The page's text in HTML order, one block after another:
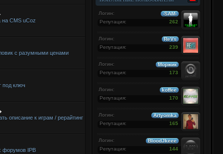
на CMS uCoz
с разумными ценами
под ключ
описание к играм / рерайтинг
форумов IPB
-SAM-
Логин:
262
Репутация:
ReVs
Логин:
239
Репутация:
Моржик
Логин:
173
Репутация:
koffee
Логин:
170
Репутация:
Artyomka
Логин:
165
Репутация:
BloodJkeee
Логин:
144
Репутация: